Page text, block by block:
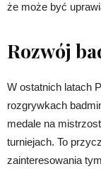
że może być
Rozwój
W ostatnich latach
rozgrywkach
medale na
turniejach. To
zainteresowania